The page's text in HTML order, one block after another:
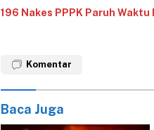
196 Nakes PPPK Paruh
Komentar
Baca Juga